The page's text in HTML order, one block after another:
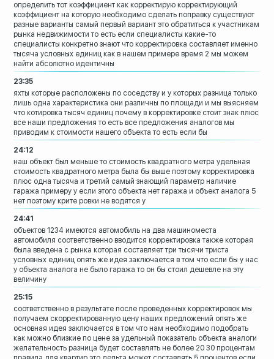
определить тот коэффициент как корректирую корректирующий
коэффициент на которую необходимо сделать поправку существуют
разные варианты самый первый вариант это обратиться к участникам
рынка недвижимости то есть если специалисты какие-то
специалисты конкретно знают что корректировка составляет именно
тысяча условных единиц как в нашем примере время 2 мы можем
найти абсолютно идентичны
23:35
яхты которые расположены по соседству и у которых разница только
лишь одна характеристика они различны по площади и мы выясняем
что котировка тысяч единиц почему в корректировке стоит знак плюс
все наши предложения то есть все предложения аналогов мы
приводим к стоимости нашего объекта то есть если бы
24:12
наш объект был меньше то стоимость квадратного метра удельная
стоимость квадратного метра была бы выше поэтому корректировка
плюс одна тысяча и третий самый знающий параметр наличие
гаража примеру у если этого объекта нет гаража и объект аналога 5
нет поэтому крите ровки не водятся у
24:41
объектов 1234 имеются автомобиль на два машиноместа
автомобиля соответственно вводится корректировка также которая
была введена с рынка которая составляет три тысячи триста
условных единиц опять же идея заключается в том что если бы у нас
у объекта аналога не было гаража то он бы стоил дешевле на эту
величину
25:15
соответственно в результате после проведенных корректировок мы
получаем скорректированную цену наших предложений опять же
основная идея заключается в том что нам необходимо подобрать
как можно близкие по цене за удельный показатель объекта аналоги
желательность разница будет составлять не более 20 30 процентам